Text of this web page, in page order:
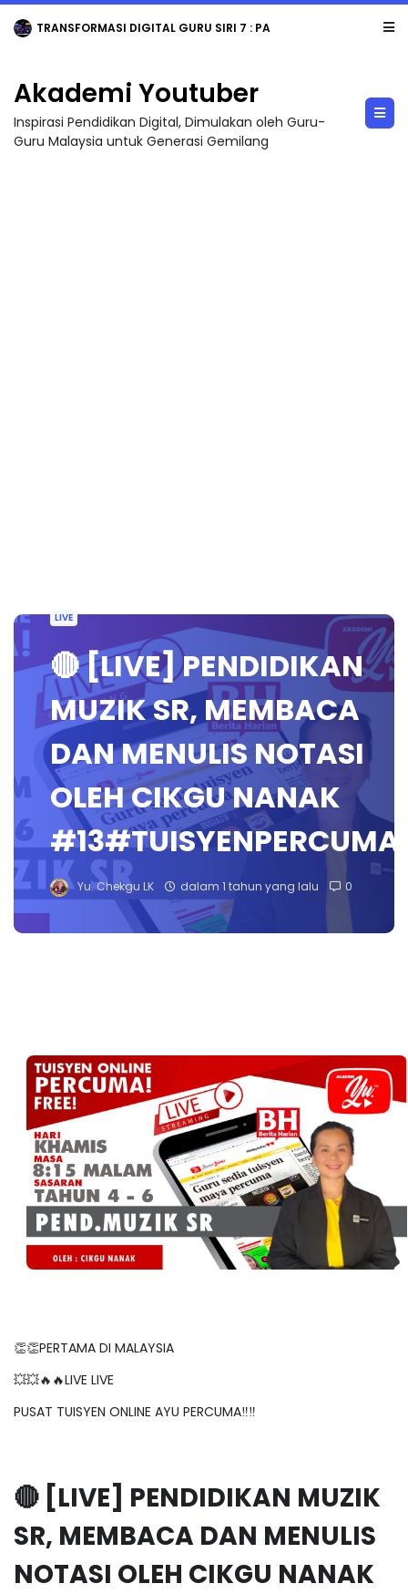
TRANSFORMASI DIGITAL GURU SIRI 7 : PAHLAWAN DIGITAL PENYELAMAT DUNIA
Akademi Youtuber
Inspirasi Pendidikan Digital, Dimulakan oleh Guru-
Guru Malaysia untuk Generasi Gemilang
LIVE
🔴 [LIVE] PENDIDIKAN
MUZIK SR, MEMBACA
DAN MENULIS NOTASI
OLEH CIKGU NANAK
#13#TUISYENPERCUMA
Yu. Chekgu LK dalam 1 tahun yang lalu 0
👏👏PERTAMA DI MALAYSIA
💥💥🔥🔥LIVE LIVE
PUSAT TUISYEN ONLINE AYU PERCUMA‼️‼️
🔴 [LIVE] PENDIDIKAN MUZIK
SR, MEMBACA DAN MENULIS
NOTASI OLEH CIKGU NANAK